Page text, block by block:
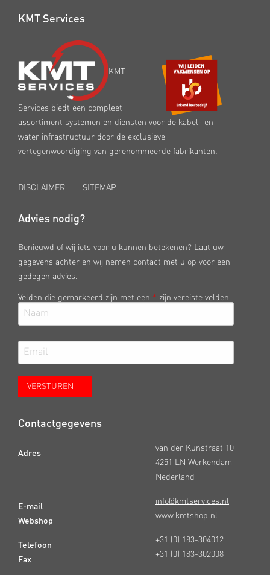
KMT Services
KMT
Services biedt een compleet
assortiment systemen en diensten voor de kabel- en
water infrastructuur door de exclusieve
vertegenwoordiging van gerenommeerde fabrikanten.
DISCLAIMER SITEMAP
Advies nodig?
Benieuwd of wij iets voor u kunnen betekenen? Laat uw
gegevens achter en wij nemen contact met u op voor een
gedegen advies.
Velden die gemarkeerd zijn met een * zijn vereiste velden
Contactgegevens
Adres
E-mail
Webshop
Telefoon
Fax
van der Kunstraat 10
4251 LN Werkendam
Nederland
info@kmtservices.nl
www.kmtshop.nl
+31 (0) 183-304012
+31 (0) 183-302008